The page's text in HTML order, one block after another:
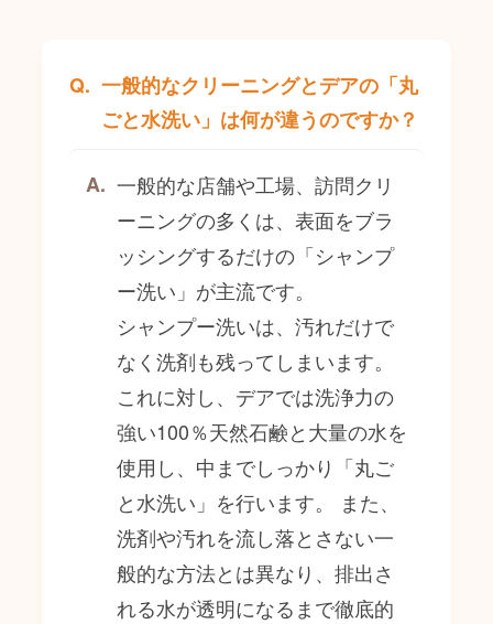
一般的なクリーニングとデアの「丸
ごと水洗い」は何が違うのですか？
一般的な店舗や工場、訪問クリ
ーニングの多くは、表面をブラ
ッシングするだけの「シャンプ
ー洗い」が主流です。
シャンプー洗いは、汚れだけで
なく洗剤も残ってしまいます。
これに対し、デアでは洗浄力の
強い100％天然石鹸と大量の水を
使用し、中までしっかり「丸ご
と水洗い」を行います。 また、
洗剤や汚れを流し落とさない一
般的な方法とは異なり、排出さ
れる水が透明になるまで徹底的